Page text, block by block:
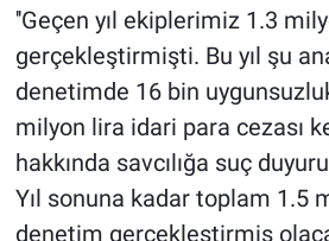
''Geçen yıl ekiplerimiz 1.3
gerçekleştirmişti. Bu yıl şu
denetimde 16 bin
milyon lira idari para cezası
hakkında savcılığa suç
Yıl sonuna kadar toplam 1.5
denetim gerçekleştirmiş